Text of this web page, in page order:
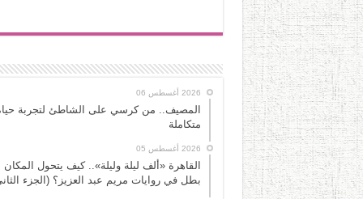
2026 أغسطس 06
المصيف.. من كرسي على الشاطئ لتجربة
متكاملة
2026 أغسطس 05
القاهرة «ألف ليلة وليلة».. كيف يتحول المكان
بطل في روايات مريم عبد العزيز؟ (الجزء